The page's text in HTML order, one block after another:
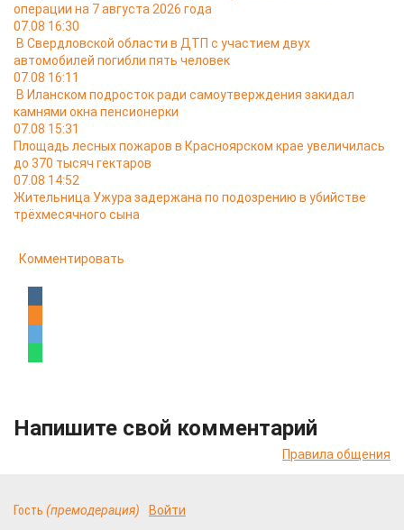
операции на 7 августа 2026 года
07.08 16:30
В Свердловской области в ДТП с участием двух
автомобилей погибли пять человек
07.08 16:11
В Иланском подросток ради самоутверждения закидал
камнями окна пенсионерки
07.08 15:31
Площадь лесных пожаров в Красноярском крае увеличилась
до 370 тысяч гектаров
07.08 14:52
Жительница Ужура задержана по подозрению в убийстве
трёхмесячного сына
Комментировать
Напишите свой комментарий
Правила общения
Гость (премодерация) Войти